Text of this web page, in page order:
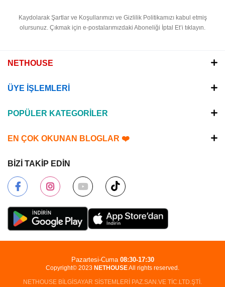
Kaydolarak Şartlar ve Koşullarımızı ve Gizlilik Politikamızı kabul etmiş
olursunuz. Çıkmak için e-postalarımızdaki Aboneliği İptal Et’i tıklayın.
NETHOUSE
ÜYE İŞLEMLERİ
POPÜLER KATEGORİLER
EN ÇOK OKUNAN BLOGLAR ❤️
BİZİ TAKİP EDİN
Copyright© 2023 NETHOUSEAll rights reserved.
NETHOUSE BİLGİSAYAR SİSTEMLERİ PAZ.SAN.VE TİC.LTD.ŞTİ.
Pazartesi-Cuma 08:30-17:30